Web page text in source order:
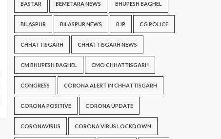
BASTAR BEMETARA NEWS BHUPESH BAGHEL
BILASPUR BILASPUR NEWS BJP CG POLICE
CHHATTISGARH CHHATTISGARH NEWS
CM BHUPESH BAGHEL CMO CHHATTISGARH
CONGRESS CORONA ALERT IN CHHATTISGARH
CORONA POSITIVE CORONA UPDATE
CORONAVIRUS CORONA VIRUS LOCKDOWN